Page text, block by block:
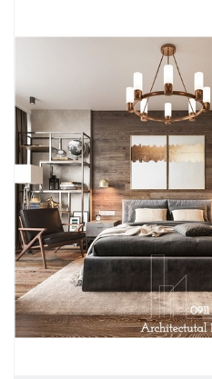
giá rẻ, đẹp tại
nội thất cơ bản như: giường
kệ tivi, tab đầu giường,… giúp
tiện nghi và